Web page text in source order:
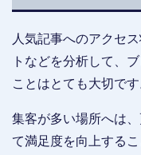
人気記事へのアクセ
トなどを分析して、
ことはとても大切です
集客が多い場所へは
て満足度を向上する